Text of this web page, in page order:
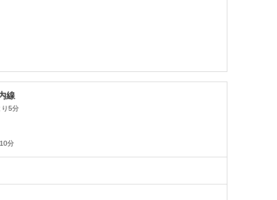
線
5分
分